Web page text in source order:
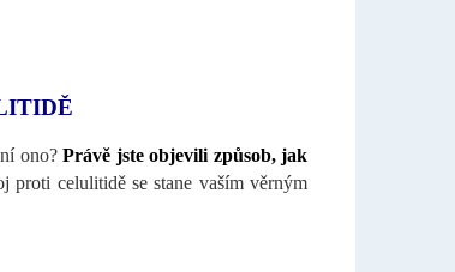
ono?Právě jste objevili způsob, jak
proti celulitidě se stane vaším věrným